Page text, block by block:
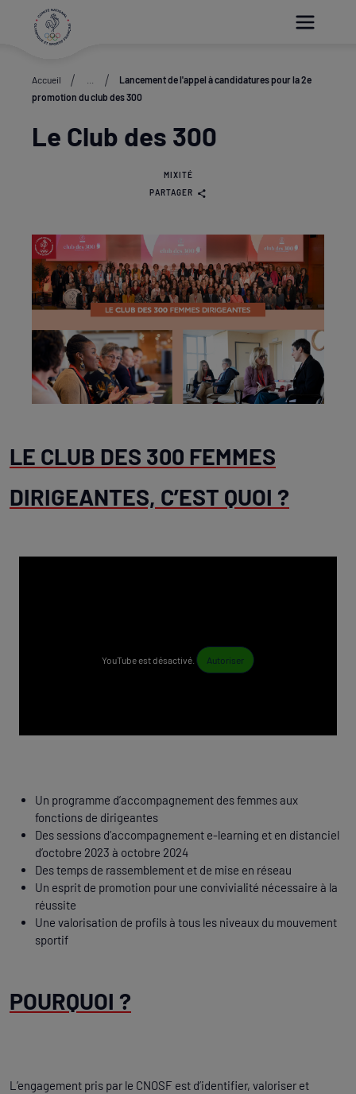
Accueil
Lancement de l'appel à candidatures pour la 2e
promotion du club des 300
Le Club des 300
MIXITÉ
PARTAGER
LE CLUB DES 300 FEMMES
DIRIGEANTES, C’EST QUOI ?
YouTube est désactivé. Autoriser
Un programme d’accompagnement des femmes aux
fonctions de dirigeantes
Des sessions d’accompagnement e-learning et en distanciel
d’octobre 2023 à octobre 2024
Des temps de rassemblement et de mise en réseau
Un esprit de promotion pour une convivialité nécessaire à la
réussite
Une valorisation de profils à tous les niveaux du mouvement
sportif
POURQUOI ?
L’engagement pris par le CNOSF est d’identifier, valoriser et
Paramétrer les cookies